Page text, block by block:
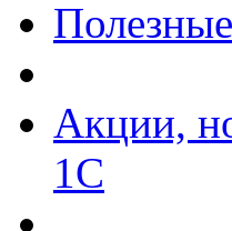
Акции,
1С